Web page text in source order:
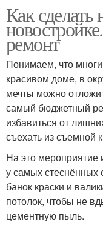
Как сделать
ремонт
Понимаем, что
красивом доме, в
мечты можно
самый бюджетный
избавиться от
съехать из съемной
На это мероприятие
у самых стеснённых
банок краски и
потолок, чтобы не
цементную пыль.